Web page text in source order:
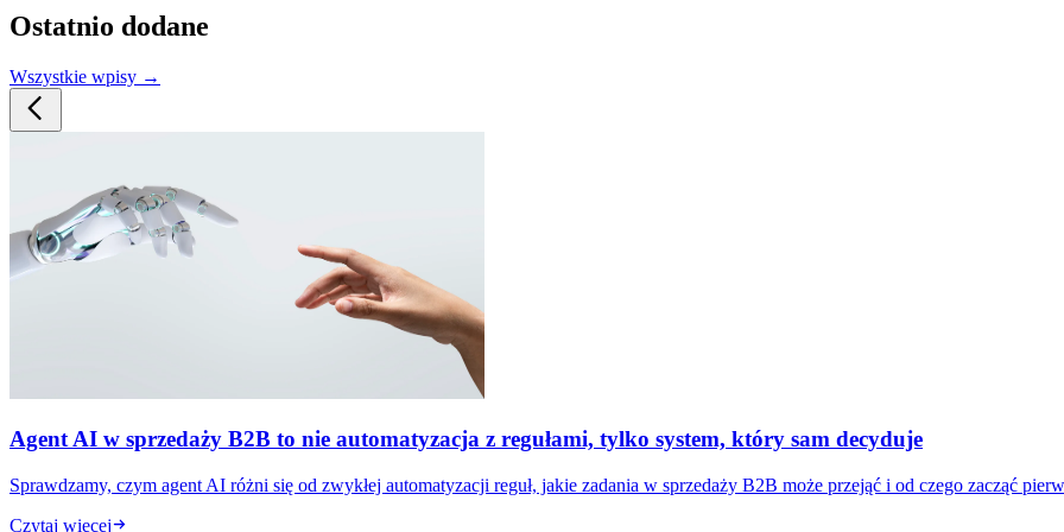
Ostatnio dodane
Wszystkie wpisy →
Agent AI w sprzedaży B2B to nie automatyzacja z regułami, tylko system, który sam decyduje
Sprawdzamy, czym agent AI różni się od zwykłej automatyzacji reguł, jakie zadania w sprzedaży B2B może przejąć i od czego zacząć
Czytaj więcej